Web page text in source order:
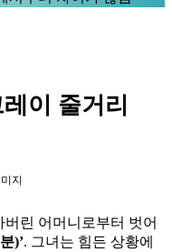
이 줄거리
지
린 어머니로부터 벗어
)’. 그녀는 힘든 상황에